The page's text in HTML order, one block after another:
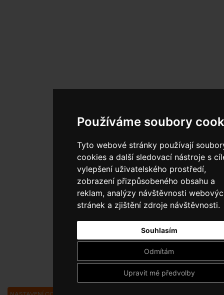
Používáme soubory
Tyto webové stránky používají
cookies a další sledovací nástroje s
vylepšení uživatelského prostředí,
zobrazení přizpůsobeného obsahu a
reklam, analýzy návštěvnosti
stránek a zjištění zdroje návštěvnosti.
Souhlasím
Odmítám
Upravit mé předvolby